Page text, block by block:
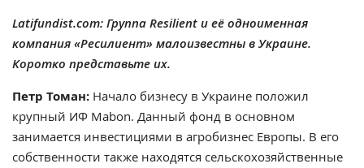
Latifundist.com: Группа Resilient и её одноименная
компания «Ресилиент» малоизвестны в Украине.
Коротко представьте их.
Петр Томан: Начало бизнесу в Украине положил
крупный ИФ Mabon. Данный фонд в основном
занимается инвестициями в агробизнес Европы. В его
собственности также находятся сельскохозяйственные